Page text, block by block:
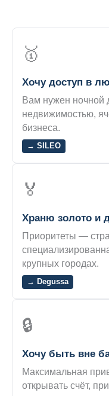
🥇
Хочу доступ в
Вам нужен ночной
недвижимостью,
бизнеса.
→ SILEO
🏅
Храню золото и
Приоритеты —
крупных городах.
→ Degussa
🔒
Хочу быть вне
Максимальная
открывать счёт,